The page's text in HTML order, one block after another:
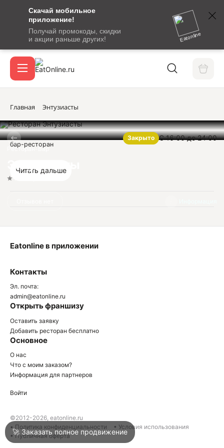
Скачай мобильное
приложение!
Получай промокоды, скидки
и акции раньше других!
Eatonline
сообщение
кодом
подтверждения
Вход / регистрация
Акции
Войти
Написать в техподдержку
Главная Энтузиасты
Закрыто С 16:00 до 24:00
Ресторан-Бар
Энтузиасты
бар-ресторан
Читать дальше
Контакты
Эл. почта:
admin@eatonline.ru
Открыть франшизу
Оставить заявку
Добавить ресторан бесплатно
Основное
О нас
Что с моим заказом?
Информация для партнеров
Eatonline в приложении
Войти
©2012-2026, eatonline.ru
• Политика конфиденциальности
• Условия использования
• Публичная оферта
🚀 Заказать полное продвижение